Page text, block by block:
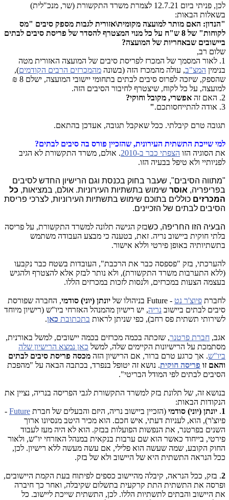
לכן, פניתי ביום 12.7.21 לצמרת משרד התקשורת (שר, מנכ"לית)
בשאלות הבאות:
"הנדון: האם מותר למועצה מקומית\אזורית לגבות מספק סיבים "מס
לקוחות" של 8 ש"ח על כל מנוי המצטרף להסדר של פריסת סיבים לבתים
ביישובים שבאחריות של המועצה?
שלום רב,
1. לאור המסמך של המכרז לפריסת סיבים של המועצה האזורית מטה
בנימין המצ"ב, עולה מהמכרז הזה (בשונה מהמכרזים הרבים הקודמים),
שהספק, שיזכה לפרוס סיבים לבתים בתחומי יישובי המועצה, ישלם 8 ₪
למועצה, על כל לקוח, שיצטרף לחיבור הסיבים הזה.
2. האם זה
אפשרי, מקובל וחוקי?
3. אודה להתייחסותכם.
"
תגובה טרם קיבלתי. ככל שאקבל תגובה, אעדכן בהתאם.
למי שייכת התשתית העירונית, שהזכיין פורס בה סיבים לבתים?
את הסוגיה הזו הצפתי כבר ב-2010
. אולם, משרד התקשורת לא הגיב
לפניותיי ולא טיפל בבעיה הזו.
"מתווה הסיבים", שעבר בחוק בכנסת וגם הרישיון החדש לסיבים
בפריפריה, אוסר שימוש בתשתיות העירוניות. אולם, במציאות, כל
המכרזים כוללים בתוכם שימוש בתשתיות העירוניות, לצרכי פריסת
הסיבים לבתים של הזכיינים.
הבעיה הזו החריפה, כשבזק הגישה תלונה למשרד התקשורת, על פריסה
בלתי חוקית ביישוב נריה. זאת, בטענה כי מבצע העבודה משתמש
בתשתיותיה באופן פירטי וללא אישור.
להערכתי, בזק "פספסה כבר את הרכבת", העובדות בשטח כבר נקבעו
(ללא התערבות משרד התקשורת), ולא נותר לבזק אלא להצטרף ולהגיש
בעצמה הצעות במכרזים, ולנסות לזכות במכרזים הללו.
לחברת פיוצ'ר נט - Future בניהולו של יונתן (יוני) סודמי, החברה שפורסת
סיבים לבתים ביישוב נריה, יש רישיון מהמנהל האזרחי ביו"ש (רישיון מיוחד
לשירותי תשתית פס רחב), כפי שניתן לראות בתכתובת כאן.
אגב, חברת פרטנר, שזכתה בכמה מכרזים בכמה יישובים, למשל באורנית,
מסתמכת על הרישיונות הקיימים שלה, למשל כאן נמצא הרישיון שלה
ביו"ש. אך כרגע טרם ברור, אם הרישיון הזה מכסה פריסת סיבים לבתים
והאם זו פריסה חוקית. נושא זה יטופל בנפרד, בכתבה הבאה על "מהפכת
הסיבים לבתים לפי המודל הבריטי".
בנושא זה, של תלונת בזק למשרד התקשורת לגבי הפריסה בנריה, נציין את
הנקודות הבאות:
1
. יונתן (יוני) סודמי (הזכיין ביישוב נריה, היזם והבעלים של חברת Future
-
פיוצ'ר), הוא, לעניות דעתי, איש חכם. הוא מכיר היטב מנסיונו ארוך
השנים בפרטנר, את הנפשות הפועלות בבזק. הוא לא היה מעז לעבוד
פירטי, בייחוד כאשר הוא שם ערבות בנקאית במנהל האזרחי יו"ש, ולאור
החוק הקובע, שמה שעשה הוא פלילי, אם עשה מעשה ללא רישיון. לכן,
ככל הנראה התשתית היא של היישוב ולא של בזק.
2. בזק, ככל הנראה, קיבלה מהיישוב כספים לפיתוח בעת הקמת היישובים,
ופרסה את התשתית התת קרקעית בתשלום שקיבלה, ואחר כך חיברה
את היישוב והבתים לתשתיות הללו. לכן, התשתית שייכת ליישוב. כל